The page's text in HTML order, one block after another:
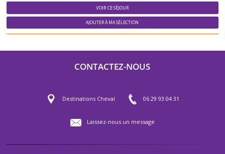
VOIR CE SÉJOUR
AJOUTER À MA SÉLECTION
CONTACTEZ-NOUS
Destinations Cheval 06 29 93 04 31
Laissez-nous un message